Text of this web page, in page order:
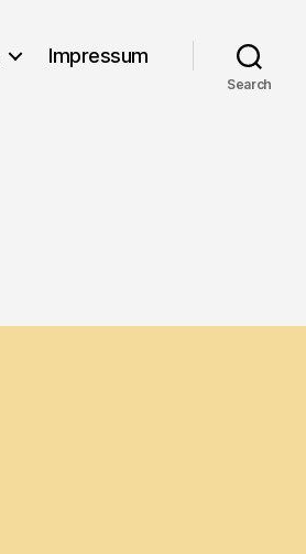
Impressum
Search